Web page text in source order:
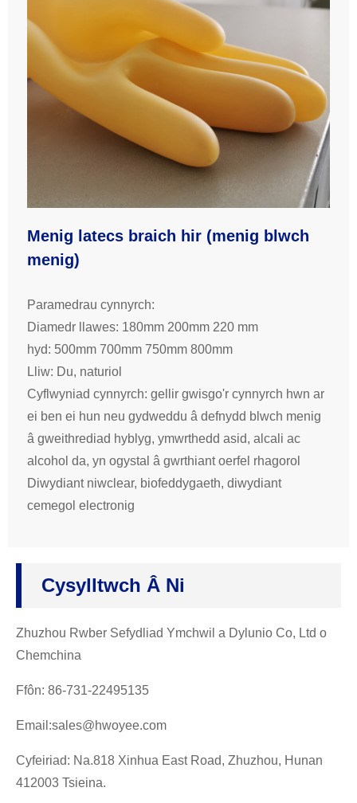
Menig latecs braich hir (menig blwch
menig)
Paramedrau cynnyrch:
Diamedr llawes: 180mm 200mm 220 mm
hyd: 500mm 700mm 750mm 800mm
Lliw: Du, naturiol
Cyflwyniad cynnyrch: gellir gwisgo'r cynnyrch hwn ar
ei ben ei hun neu gydweddu â defnydd blwch menig
â gweithrediad hyblyg, ymwrthedd asid, alcali ac
alcohol da, yn ogystal â gwrthiant oerfel rhagorol
Diwydiant niwclear, biofeddygaeth, diwydiant
cemegol electronig
Cysylltwch Â Ni
Zhuzhou Rwber Sefydliad Ymchwil a Dylunio Co, Ltd o
Chemchina
Ffôn: 86-731-22495135
Email:sales@hwoyee.com
Cyfeiriad: Na.818 Xinhua East Road, Zhuzhou, Hunan
412003 Tsieina.